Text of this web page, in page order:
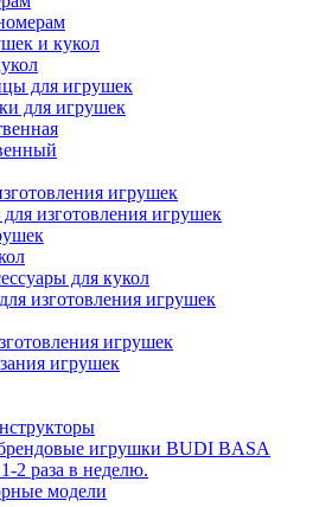
и кукол
для игрушек
для игрушек
игрушек
изготовления игрушек
для кукол
изготовления игрушек
игрушек
игрушек
игрушки BUDI BASA
2 раза в неделю.
модели